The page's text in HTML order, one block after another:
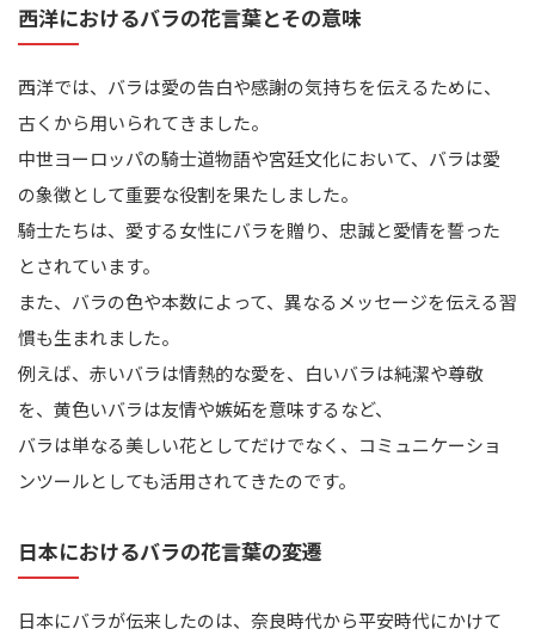
西洋におけるバラの花言葉とその意味
西洋では、バラは愛の告白や感謝の気持ちを伝えるために、
古くから用いられてきました。
中世ヨーロッパの騎士道物語や宮廷文化において、バラは愛
の象徴として重要な役割を果たしました。
騎士たちは、愛する女性にバラを贈り、忠誠と愛情を誓った
とされています。
また、バラの色や本数によって、異なるメッセージを伝える習
慣も生まれました。
例えば、赤いバラは情熱的な愛を、白いバラは純潔や尊敬
を、黄色いバラは友情や嫉妬を意味するなど、
バラは単なる美しい花としてだけでなく、コミュニケーショ
ンツールとしても活用されてきたのです。
日本におけるバラの花言葉の変遷
日本にバラが伝来したのは、奈良時代から平安時代にかけて